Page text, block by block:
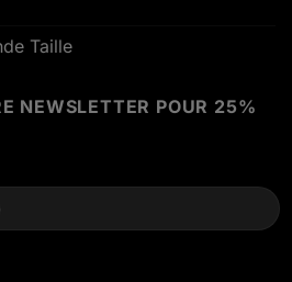
Taille
NEWSLETTER POUR 25%